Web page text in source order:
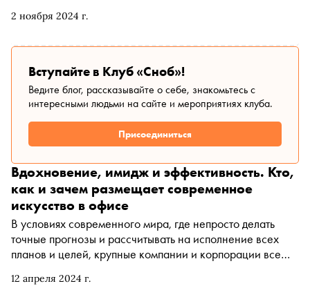
2 ноября 2024 г.
жилых пространств на общественные, а затем и на
Кевин Роуч
Вступайте в Клуб «Сноб»!
Ведите блог, рассказывайте о себе, знакомьтесь с
интересными людьми на сайте и мероприятиях клуба.
Присоединиться
12 апреля 2024 г.
Вдохновение, имидж и эффективность. Кто,
как и зачем размещает современное
искусство в офисе
В условиях современного мира, где непросто делать
точные прогнозы и рассчитывать на исполнение всех
планов и целей, крупные компании и корпорации все
эмоциональные потребности, считает Аня Саркисьянц.